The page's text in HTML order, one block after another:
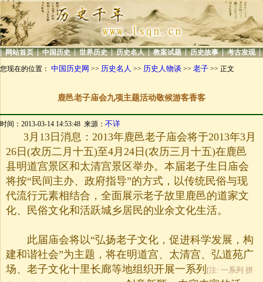
| 网站首页 | 中国历史 | 世界历史 | 历史名人 | 教案试题 | 历史故事 | 考古发现 |
您现在的位置： 中国历史网 >> 历史名人 >> 历史人物谈 >> 老子 >> 正文
鹿邑老子庙会九项主题活动敬候游客香客
时间：2013-03-14 14:53:48 来源： 不详
3月13日消息：2013年鹿邑老子庙会将于2013年3月
26日(农历二月十五)至4月24日(农历三月十五)在鹿邑
县明道宫景区和太清宫景区举办。本届老子生日庙会
将按“民间主办、政府指导”的方式，以传统民俗与现
代流行元素相结合，全面展示老子故里鹿邑的道家文
化、民俗文化和活跃城乡居民的业余文化生活。
此届庙会将以“弘扬老子文化，促进科学发展，构
建和谐社会”为主题，将在明道宫、太清宫、弘道苑广
场、老子文化十里长廊等地组织开展一系列 [注: 一系列 拼